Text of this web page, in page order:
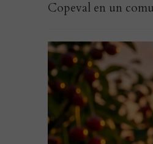
Copeval en un